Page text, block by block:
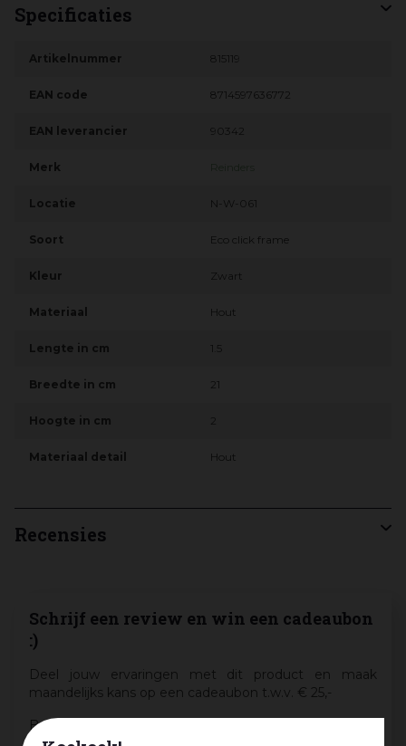
Specificaties
Artikelnummer 815119
EAN code 8714597636772
EAN leverancier 90342
Merk
Locatie N-W-061
Soort Eco click frame
Kleur Zwart
Materiaal Hout
Lengte in cm 1.5
Breedte in cm 21
Hoogte in cm 2
Materiaal detail Hout
Recensies
Schrijf een review en win een cadeaubon
:)
Deel jouw ervaringen met dit product en maak
maandelijks kans op een cadeaubon t.w.v. € 25,-
Beoordeling: